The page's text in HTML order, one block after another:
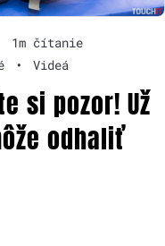
1m čítanie
• Videá
si pozor! Už
odhaliť